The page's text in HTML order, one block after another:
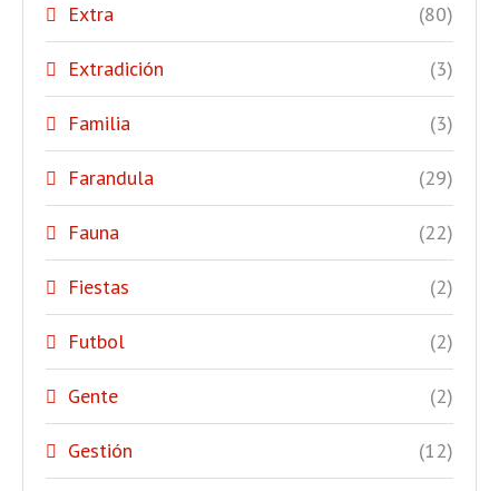
Extra (80)
Extradición (3)
Familia (3)
Farandula (29)
Fauna (22)
Fiestas (2)
Futbol (2)
Gente (2)
Gestión (12)